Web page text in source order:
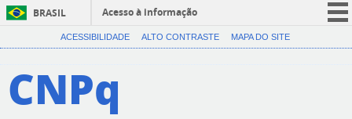
BRASIL
Acesso à informação
CORONAVÍRUS (COVID-19)
ACESSIBILIDADE ALTO CONTRASTE MAPA DO SITE
CNPq